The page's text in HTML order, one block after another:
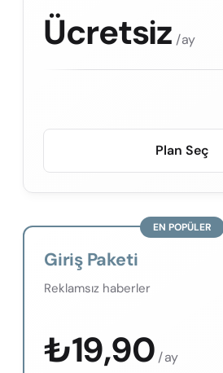
Ücretsiz / ay
Plan Seç
EN POPÜLER
Giriş Paketi
Reklamsız haberler
₺19,90 / ay